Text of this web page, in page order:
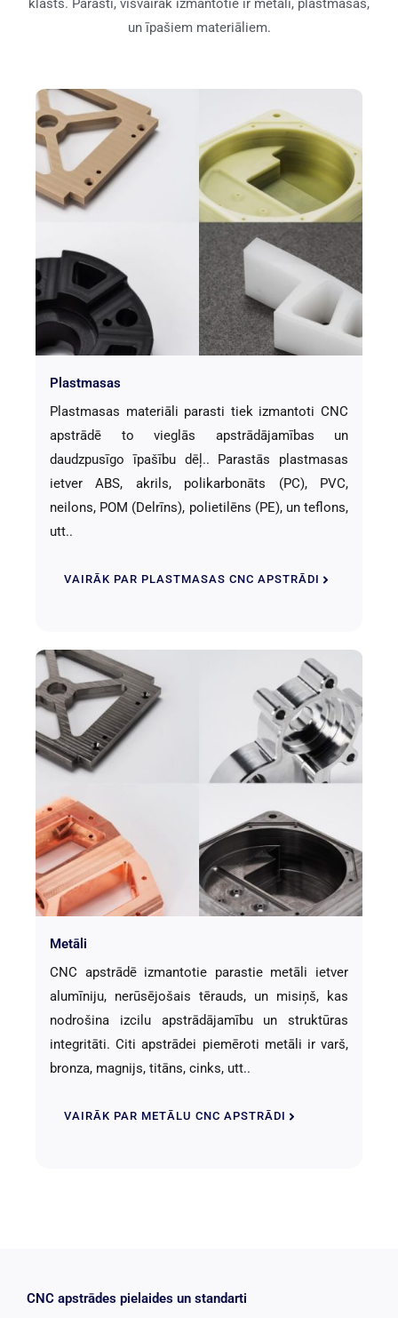
klāsts. Parasti, visvairāk izmantotie ir metāli, plastmasas,
un īpašiem materiāliem.
Plastmasas
Plastmasas materiāli parasti tiek izmantoti CNC
apstrādē to vieglās apstrādājamības un
daudzpusīgo īpašību dēļ.. Parastās plastmasas
ietver ABS, akrils, polikarbonāts (PC), PVC,
neilons, POM (Delrīns), polietilēns (PE), un teflons,
utt..
VAIRĀK PAR PLASTMASAS CNC APSTRĀDI
Metāli
CNC apstrādē izmantotie parastie metāli ietver
alumīniju, nerūsējošais tērauds, un misiņš, kas
nodrošina izcilu apstrādājamību un struktūras
integritāti. Citi apstrādei piemēroti metāli ir varš,
bronza, magnijs, titāns, cinks, utt..
VAIRĀK PAR METĀLU CNC APSTRĀDI
CNC apstrādes pielaides un standarti